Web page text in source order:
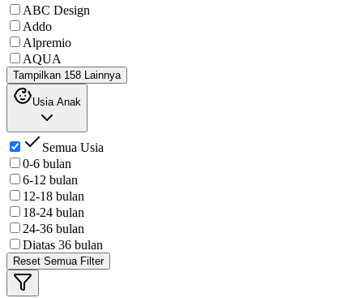
ABC Design
Addo
Alpremio
AQUA
Tampilkan 158 Lainnya
Usia Anak
Semua Usia
0-6 bulan
6-12 bulan
12-18 bulan
18-24 bulan
24-36 bulan
Diatas 36 bulan
Reset Semua Filter